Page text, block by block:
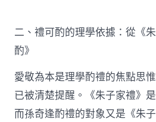
二、禮可酌的理學依據：從《
酌》
愛敬為本是理學酌禮的焦點思
已被清楚提醒。《朱子家禮》
而孫奇逢酌禮的對象又是《朱